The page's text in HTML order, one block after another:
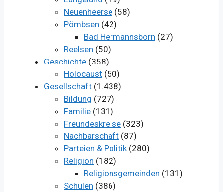
Neuenheerse (58)
Pömbsen (42)
Bad Hermannsborn (27)
Reelsen (50)
Geschichte (358)
Holocaust (50)
Gesellschaft (1.438)
Bildung (727)
Familie (131)
Freundeskreise (323)
Nachbarschaft (87)
Parteien & Politik(280)
Religion (182)
Religionsgemeinden (131)
Schulen (386)